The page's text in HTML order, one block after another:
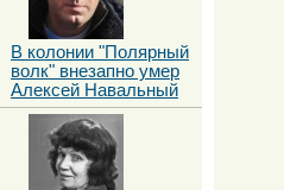
В колонии "Полярный
волк" внезапно умер
Алексей Навальный